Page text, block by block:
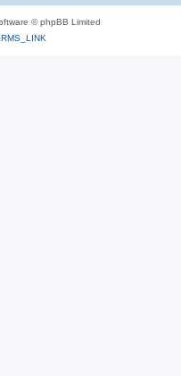
© phpBB Limited